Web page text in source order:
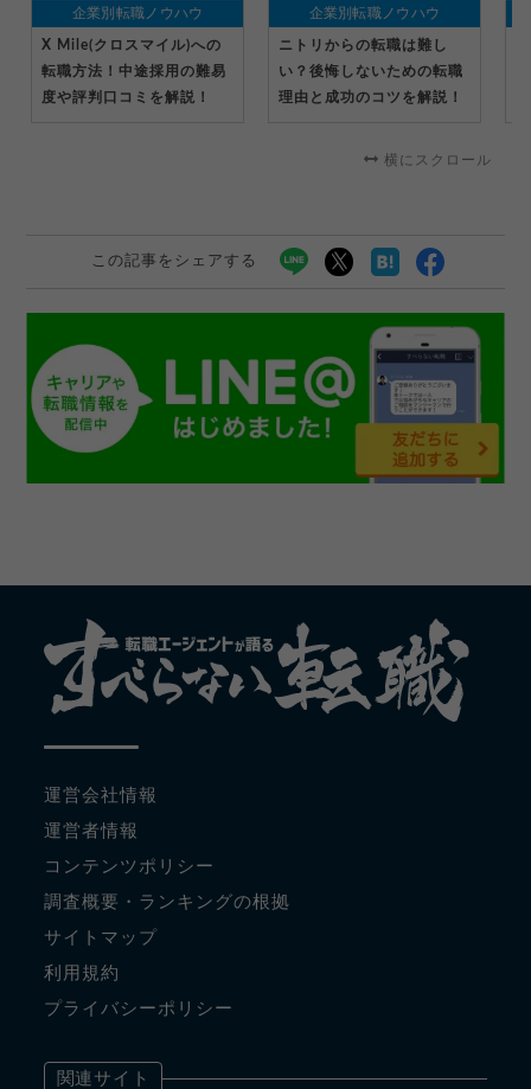
企業別転職ノウハウ
X Mile(クロスマイル)への
転職方法！中途採用の難易
度や評判口コミを解説！
企業別転職ノウハウ
ニトリからの転職は難し
い？後悔しないための転職
理由と成功のコツを解説！
横にスクロール
この記事をシェアする
運営会社情報
運営者情報
コンテンツポリシー
調査概要・ランキングの根拠
サイトマップ
利用規約
プライバシーポリシー
関連サイト